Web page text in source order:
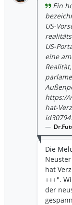
Ein
US-
US-
eine
https://
hat-
Die
hat
+++".
der